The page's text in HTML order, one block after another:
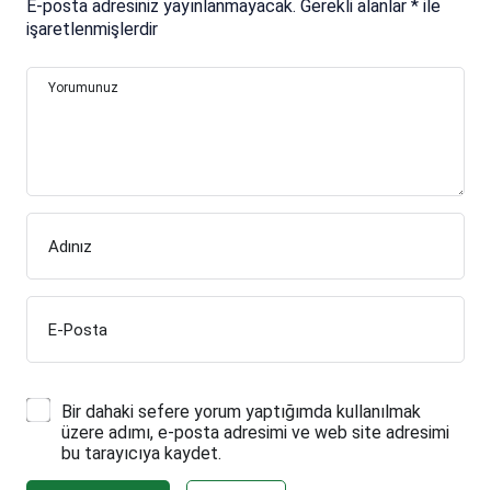
E-posta adresiniz yayınlanmayacak. Gerekli alanlar * ile
işaretlenmişlerdir
Yorumunuz
Adınız
E-Posta
Bir dahaki sefere yorum yaptığımda kullanılmak
üzere adımı, e-posta adresimi ve web site adresimi
bu tarayıcıya kaydet.